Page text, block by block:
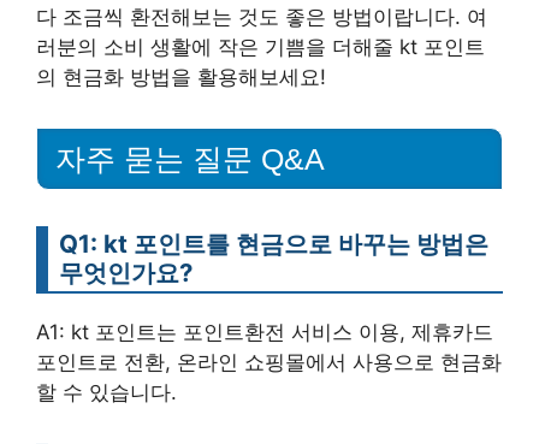
다 조금씩 환전해보는 것도 좋은 방법이랍니다. 여
러분의 소비 생활에 작은 기쁨을 더해줄 kt 포인트
의 현금화 방법을 활용해보세요!
자주 묻는 질문 Q&A
Q1: kt 포인트를 현금으로 바꾸는 방법은
무엇인가요?
A1: kt 포인트는 포인트환전 서비스 이용, 제휴카드
포인트로 전환, 온라인 쇼핑몰에서 사용으로 현금화
할 수 있습니다.